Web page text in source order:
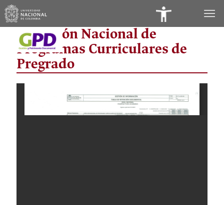
Accesibilidad
Dirección Nacional de
Programas Curriculares de
Pregrado